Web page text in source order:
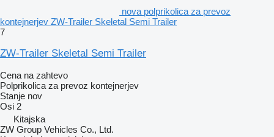
nova polprikolica za prevoz
kontejnerjev ZW-Trailer Skeletal Semi Trailer
7
ZW-Trailer Skeletal Semi Trailer
Cena na zahtevo
Polprikolica za prevoz kontejnerjev
Stanje nov
Osi 2
Kitajska
ZW Group Vehicles Co., Ltd.